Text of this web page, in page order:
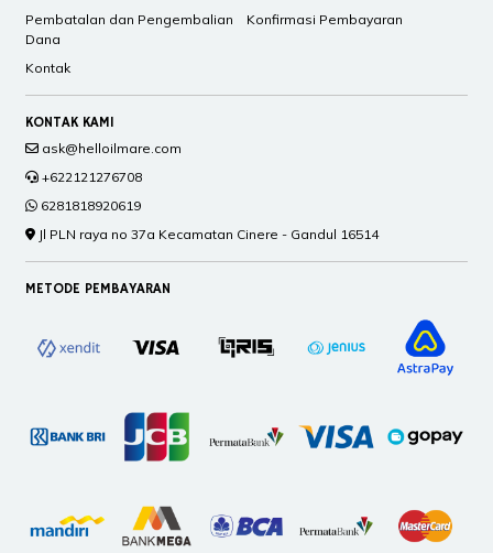
Pembatalan dan Pengembalian
Dana
Konfirmasi Pembayaran
Kontak
KONTAK KAMI
ask@helloilmare.com
+622121276708
6281818920619
Jl PLN raya no 37a Kecamatan Cinere - Gandul 16514
METODE PEMBAYARAN